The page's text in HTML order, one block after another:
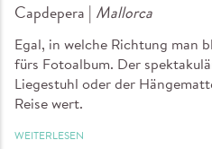
Capdepera | Mallorca
Egal, in welche Richtung man
fürs Fotoalbum. Der
Liegestuhl oder der
Reise wert.
WEITERLESEN